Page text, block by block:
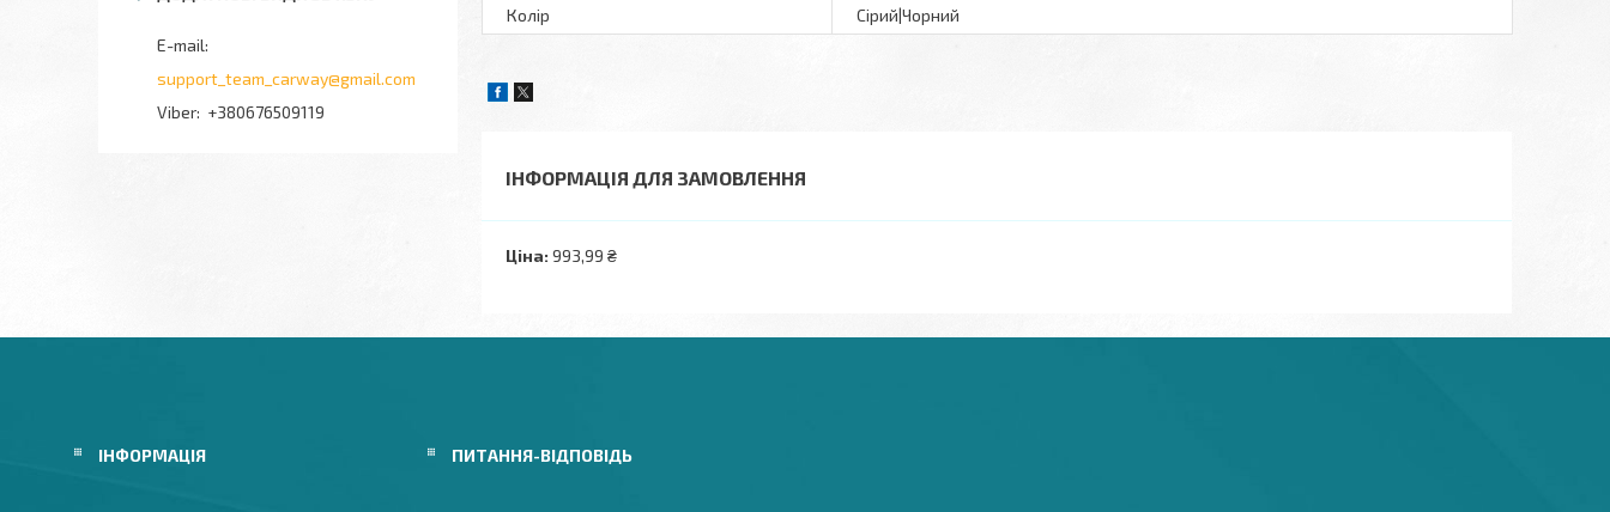
Колір Сірий|Чорний
ІНФОРМАЦІЯ ДЛЯ ЗАМОВЛЕННЯ
Ціна: 993,99 ₴
support_team_carway@gmail.com
+380676509119
ІНФОРМАЦІЯ ПИТАННЯ-ВІДПОВІДЬ